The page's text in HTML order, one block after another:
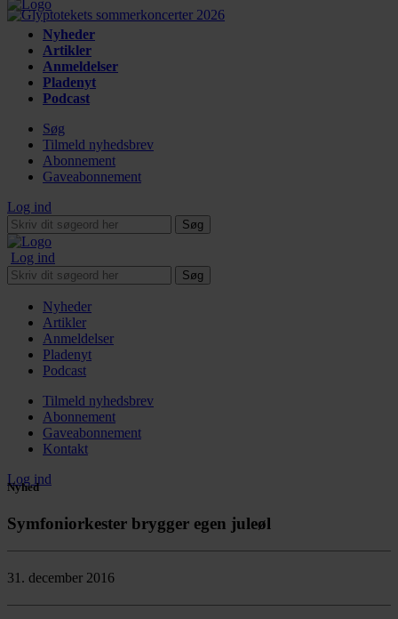
Nyheder
Artikler
Anmeldelser
Pladenyt
Podcast
Søg
Tilmeld nyhedsbrev
Abonnement
Gaveabonnement
Log ind
Søg
Log ind
Søg
Nyheder
Artikler
Anmeldelser
Pladenyt
Podcast
Tilmeld nyhedsbrev
Abonnement
Gaveabonnement
Kontakt
Log ind
Nyhed
Symfoniorkester brygger egen juleøl
31. december 2016